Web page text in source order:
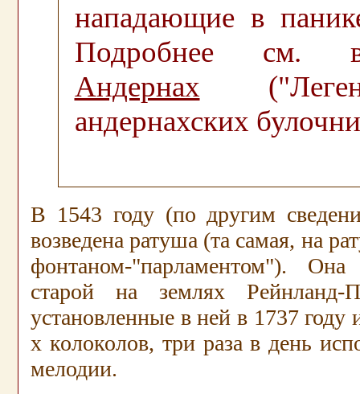
нападающие в
Подробнее см.
Андернах
андернахских
В 1543 году (по другим
возведена ратуша (та самая, на
фонтаном-"парламентом"). Она
старой на землях Рейнланд-
установленные в ней в 1737 году
х колоколов, три раза в день
мелодии.